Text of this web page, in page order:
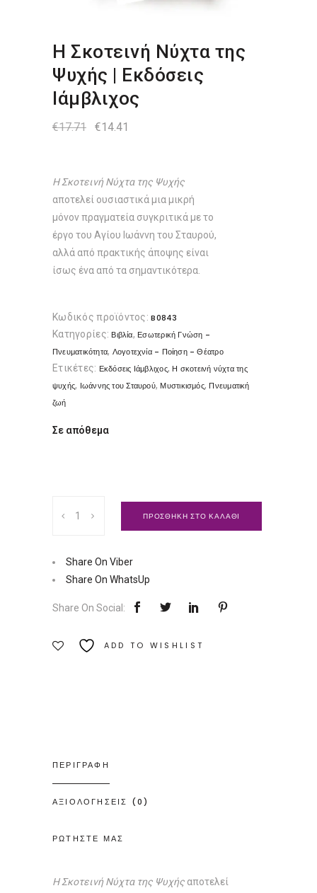
Η Σκοτεινή Νύχτα της
Ψυχής | Εκδόσεις
Ιάμβλιχος
€17.71
Original
€14.41
Η Σκοτεινή Νύχτα της Ψυχής
αποτελεί ουσιαστικά μια μικρή
μόνον πραγματεία συγκριτικά με το
έργο του Αγίου Ιωάννη του Σταυρού,
αλλά από πρακτικής άποψης είναι
ίσως ένα από τα σημαντικότερα.
Κωδικός προϊόντος:B0843
Κατηγορίες: Βιβλία, Εσωτερική Γνώση -
Πνευματικότητα, Λογοτεχνία - Ποίηση - Θέατρο
Ετικέτες: Εκδόσεις Ιάμβλιχος, Η σκοτεινή νύχτα της
ψυχής, Ιωάννης του Σταυρού, Μυστικισμός, Πνευματική
ζωή
Σε απόθεμα
Σκοτεινή
της
Ψυχής
Εκδόσεις
Ποσότητα
ΠΡΟΣΘΗΚΗ ΣΤΟ ΚΑΛΑΘΙ
Share On Viber
Share On WhatsUp
Share On Social:
ADD TO WISHLIST
ΠΕΡΙΓΡΑΦΗ
ΑΞΙΟΛΟΓΗΣΕΙΣ (0)
ΡΩΤΗΣΤΕ ΜΑΣ
Η Σκοτεινή Νύχτα της Ψυχής αποτελεί